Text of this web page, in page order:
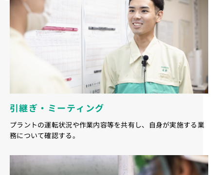
引継ぎ・ミーティング
プラントの運転状況や作業内容等を共有し、自身が実施する業
務について確認する。